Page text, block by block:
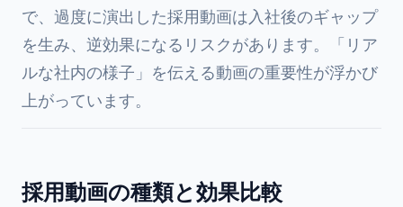
で、過度に演出した採用動画は入社後のギャップ
を生み、逆効果になるリスクがあります。「リア
ルな社内の様子」を伝える動画の重要性が浮かび
上がっています。
採用動画の種類と効果比較